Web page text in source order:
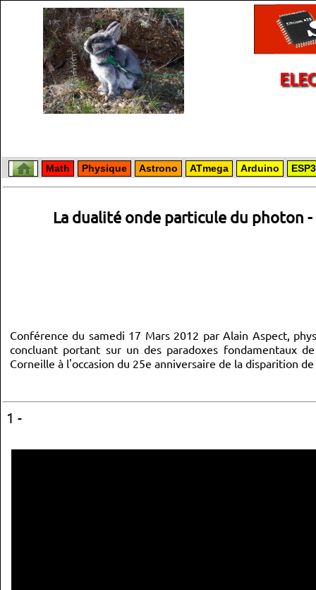
Math Physique Astrono ATmega Arduino
La dualité onde particule du photon
Conférence du samedi 17 Mars 2012 par Alain Aspect,
concluant portant sur un des paradoxes fondamentaux
Corneille à l'occasion du 25e anniversaire de la disparition
1 -